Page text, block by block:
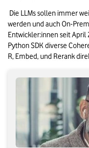
werden und auch On-
Entwickler:innen seit
Python SDK diverse
R, Embed, und Rerank